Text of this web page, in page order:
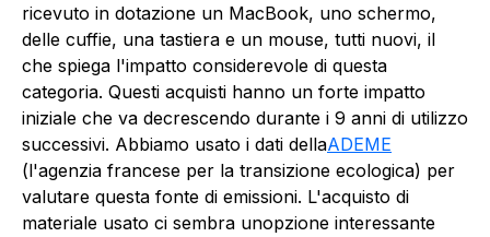
ricevuto in dotazione un MacBook, uno schermo,
delle cuffie, una tastiera e un mouse, tutti nuovi, il
che spiega l'impatto considerevole di questa
categoria. Questi acquisti hanno un forte impatto
iniziale che va decrescendo durante i 9 anni di utilizzo
successivi. Abbiamo usato i dati dellaADEME
(l'agenzia francese per la transizione ecologica) per
valutare questa fonte di emissioni. L'acquisto di
materiale usato ci sembra unopzione interessante